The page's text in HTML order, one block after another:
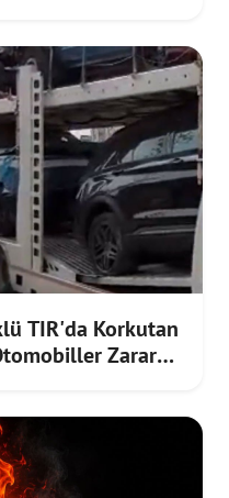
TIR'da Korkutan
Zarar